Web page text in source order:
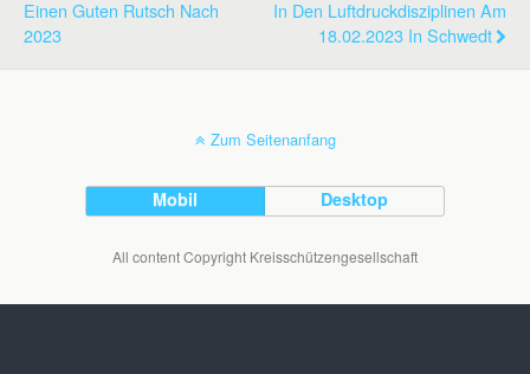
Einen Guten Rutsch Nach
2023
In Den Luftdruckdisziplinen Am
18.02.2023 In Schwedt
Zum Seitenanfang
Mobil Desktop
All content Copyright Kreisschützengesellschaft